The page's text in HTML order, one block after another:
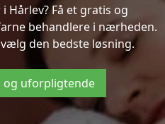
Hårlev? Få et gratis og
behandlere i nærheden.
den bedste løsning.
og uforpligtende